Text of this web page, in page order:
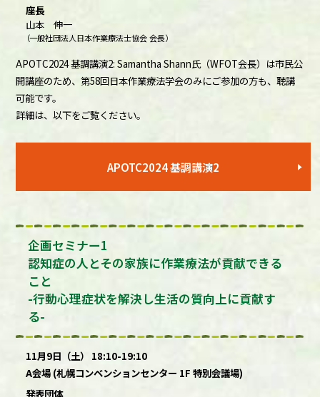
座長
山本 伸一
（一般社団法人日本作業療法士協会 会長）
APOTC2024 基調講演2: Samantha Shann氏（WFOT会長）は市民公
開講座のため、第58回日本作業療法学会のみにご参加の方も、聴講
可能です。
詳細は、以下をご覧ください。
APOTC2024 基調講演2
企画セミナー1
認知症の人とその家族に作業療法が貢献できる
こと
-行動心理症状を解決し生活の質向上に貢献す
る-
11月9日（土） 18:10-19:10
A会場 (札幌コンベンションセンター 1F 特別会議場)
発表団体